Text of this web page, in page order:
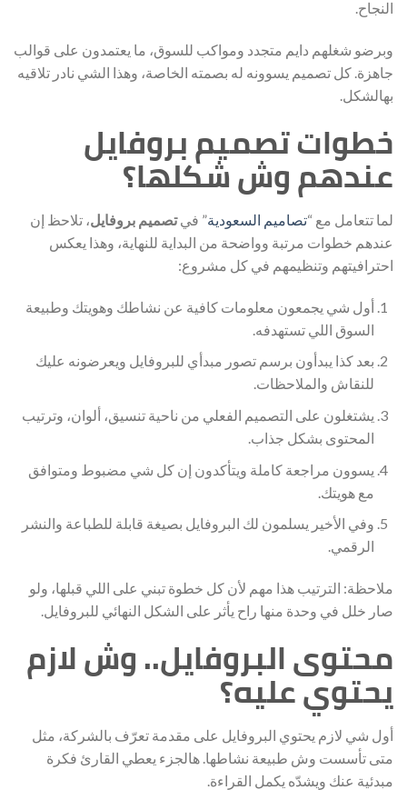
النجاح.
وبرضو شغلهم دايم متجدد ومواكب للسوق، ما يعتمدون على قوالب
جاهزة. كل تصميم يسوونه له بصمته الخاصة، وهذا الشي نادر تلاقيه
بهالشكل.
خطوات تصميم بروفايل
عندهم وش شكلها؟
لما تتعامل مع “تصاميم السعودية” فيتصميم بروفايل، تلاحظ إن
عندهم خطوات مرتبة وواضحة من البداية للنهاية، وهذا يعكس
احترافيتهم وتنظيمهم في كل مشروع:
أول شي يجمعون معلومات كافية عن نشاطك وهويتك وطبيعة
السوق اللي تستهدفه.
بعد كذا يبدأون برسم تصور مبدأي للبروفايل ويعرضونه عليك
للنقاش والملاحظات.
يشتغلون على التصميم الفعلي من ناحية تنسيق، ألوان، وترتيب
المحتوى بشكل جذاب.
يسوون مراجعة كاملة ويتأكدون إن كل شي مضبوط ومتوافق
مع هويتك.
وفي الأخير يسلمون لك البروفايل بصيغة قابلة للطباعة والنشر
الرقمي.
ملاحظة: الترتيب هذا مهم لأن كل خطوة تبني على اللي قبلها، ولو
صار خلل في وحدة منها راح يأثر على الشكل النهائي للبروفايل.
محتوى البروفايل.. وش لازم
يحتوي عليه؟
أول شي لازم يحتوي البروفايل على مقدمة تعرّف بالشركة، مثل
متى تأسست وش طبيعة نشاطها. هالجزء يعطي القارئ فكرة
مبدئية عنك ويشدّه يكمل القراءة.